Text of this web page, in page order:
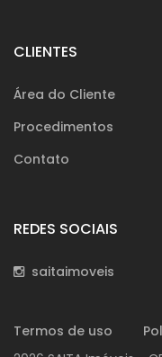
CLIENTES
Área do Cliente
Procedimentos
Contato
REDES SOCIAIS
saitaimoveis
Termos de uso